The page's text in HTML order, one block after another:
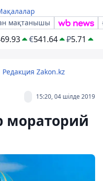
мақтанышы
€541.64 ₽5.71
Редакция Zakon.kz
15:20, 04 шілде 2019
мораторий